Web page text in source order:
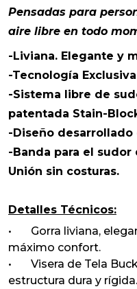
Pensadas para
aire libre en todo
-Liviana. Elegante y
-Tecnología
-Sistema libre de
patentada Stain-
-Diseño desarrollado
-Banda para el sudor
Unión sin costuras.
Detalles Técnicos:
• Gorra liviana,
máximo confort.
• Visera de Tela
estructura dura y rígida.